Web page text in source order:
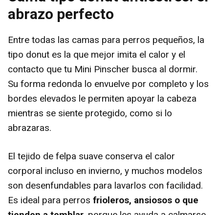
abrazo perfecto
Entre todas las camas para perros pequeños, la
tipo donut es la que mejor imita el calor y el
contacto que tu Mini Pinscher busca al dormir.
Su forma redonda lo envuelve por completo y los
bordes elevados le permiten apoyar la cabeza
mientras se siente protegido, como si lo
abrazaras.
El tejido de felpa suave conserva el calor
corporal incluso en invierno, y muchos modelos
son desenfundables para lavarlos con facilidad.
Es ideal para perros frioleros, ansiosos o que